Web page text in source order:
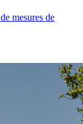
mesures de